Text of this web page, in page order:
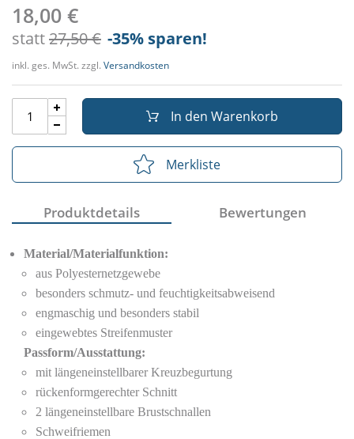
18,00 €
statt27,50 € -35% sparen!
inkl. ges. MwSt. zzgl. Versandkosten
In den Warenkorb
Merkliste
Produktdetails Bewertungen
Material/Materialfunktion:
aus Polyesternetzgewebe
besonders schmutz- und feuchtigkeitsabweisend
engmaschig und besonders stabil
eingewebtes Streifenmuster
Passform/Ausstattung:
mit längeneinstellbarer Kreuzbegurtung
rückenformgerechter Schnitt
2 längeneinstellbare Brustschnallen
Schweifriemen